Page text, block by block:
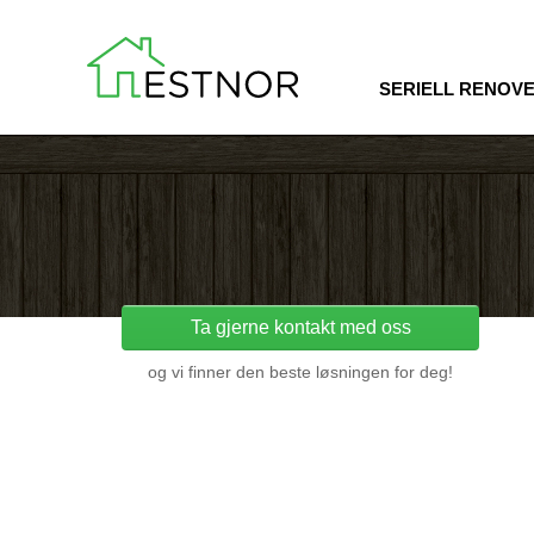
SERIELL
Ta gjerne kontakt med oss
og vi finner den beste løsningen for deg!